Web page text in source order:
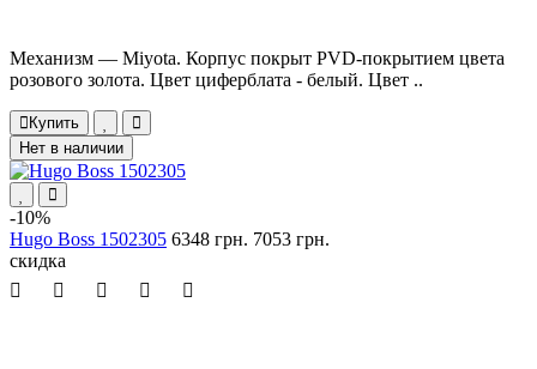
Механизм — Miyota. Корпус покрыт PVD-покрытием цвета
розового золота. Цвет циферблата - белый. Цвет ..
Купить
Нет в наличии
-10%
Hugo Boss 1502305 6348 грн. 7053 грн.
скидка